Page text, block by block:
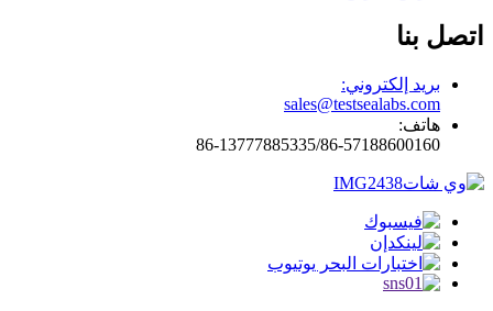
اتصل بنا
بريد إلكتروني:
sales@testsealabs.com
هاتف:
86-13777885335/86-57188600160